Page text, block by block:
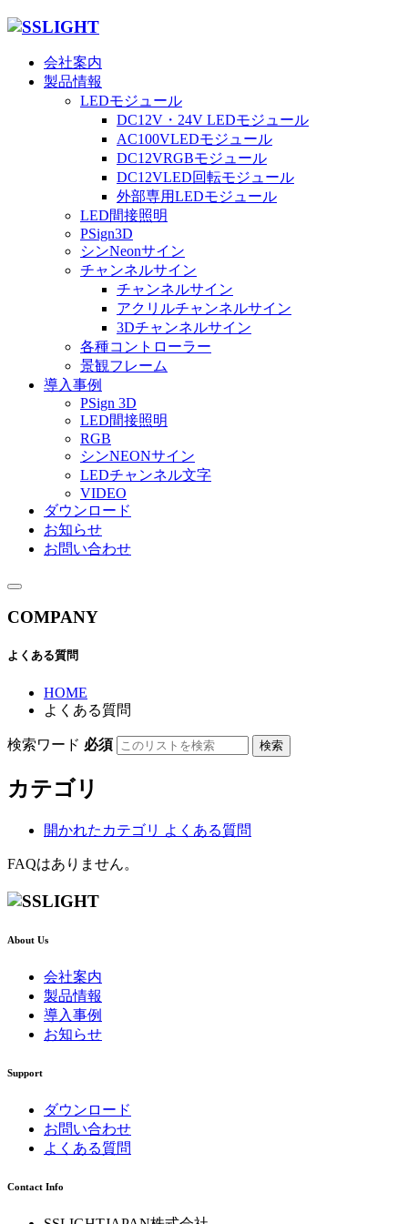
会社案内
製品情報
LEDモジュール
DC12V・24V LEDモジュール
AC100VLEDモジュール
DC12VRGBモジュール
DC12VLED回転モジュール
外部専用LEDモジュール
LED間接照明
PSign3D
シンNeonサイン
チャンネルサイン
チャンネルサイン
アクリルチャンネルサイン
3Dチャンネルサイン
各種コントローラー
景観フレーム
導入事例
PSign 3D
LED間接照明
RGB
シンNEONサイン
LEDチャンネル文字
VIDEO
ダウンロード
お知らせ
お問い合わせ
COMPANY
よくある質問
HOME
よくある質問
検索ワード 必須 検索
カテゴリ
開かれたカテゴリ よくある質問
FAQはありません。
About Us
会社案内
製品情報
導入事例
お知らせ
Support
ダウンロード
お問い合わせ
よくある質問
Contact Info